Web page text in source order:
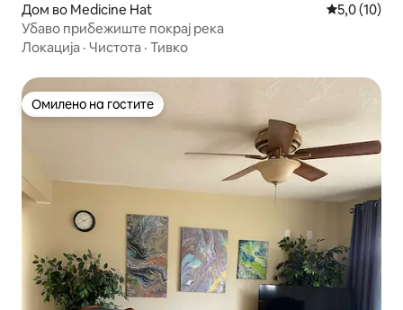
Дом во Medicine Hat Просечна
5,0 (10)
Убаво прибежиште покрај река
Локација · Чистота · Тивко
Омилено на гостите
Омилено на гостите